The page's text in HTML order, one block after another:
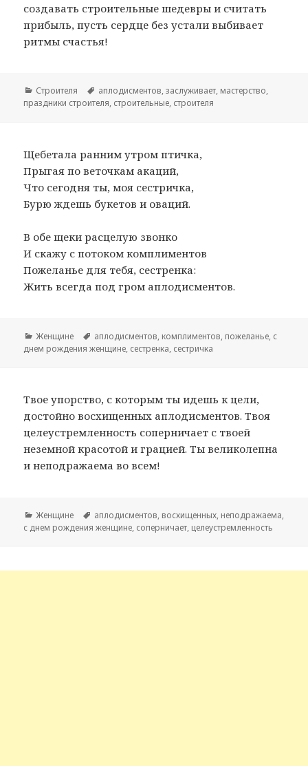
создавать строительные шедевры и считать
прибыль, пусть сердце без устали выбивает
ритмы счастья!
Рубрики
Строителя Метки
аплодисментов,заслуживает, мастерство,
праздники строителя, строительные, строителя
Щебетала ранним утром птичка,
Прыгая по веточкам акаций,
Что сегодня ты, моя сестричка,
Бурю ждешь букетов и оваций.
В обе щеки расцелую звонко
И скажу с потоком комплиментов
Пожеланье для тебя, сестренка:
Жить всегда под гром аплодисментов.
Рубрики
Женщине Метки
аплодисментов, комплиментов, пожеланье, с
днем рождения женщине, сестренка, сестричка
Твое упорство, с которым ты идешь к цели,
достойно восхищенных аплодисментов. Твоя
целеустремленность соперничает с твоей
неземной красотой и грацией. Ты великолепна
и неподражаема во всем!
Рубрики
Женщине Метки
аплодисментов, восхищенных, неподражаема,
с днем рождения женщине, соперничает, целеустремленность